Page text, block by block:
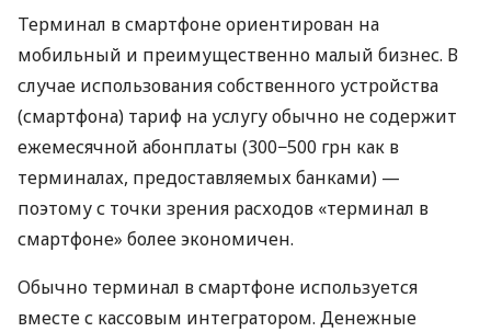
Терминал в смартфоне ориентирован на
мобильный и преимущественно малый бизнес. В
случае использования собственного устройства
(смартфона) тариф на услугу обычно не содержит
ежемесячной абонплаты (300−500 грн как в
терминалах, предоставляемых банками) —
поэтому с точки зрения расходов «терминал в
смартфоне» более экономичен.
Обычно терминал в смартфоне используется
вместе с кассовым интегратором. Денежные